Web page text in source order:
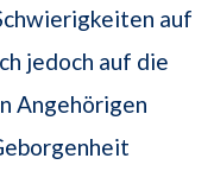
auf
jedoch auf die
Angehörigen